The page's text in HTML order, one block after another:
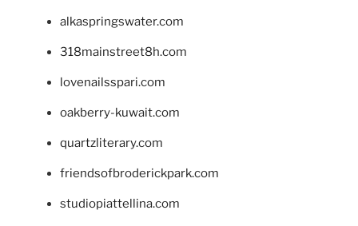
alkaspringswater.com
318mainstreet8h.com
lovenailsspari.com
oakberry-kuwait.com
quartzliterary.com
friendsofbroderickpark.com
studiopiattellina.com